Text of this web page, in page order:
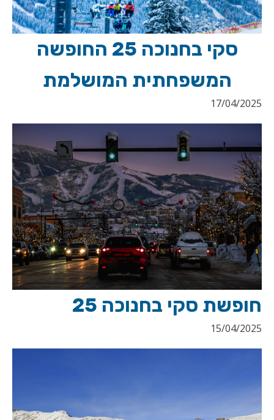
סקי בחנוכה 25 החופשה
המשפחתית המושלמת
17/04/2025
חופשת סקי בחנוכה 25
15/04/2025